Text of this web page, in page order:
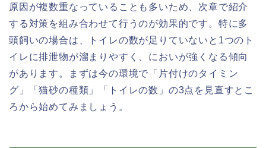
原因が複数重なっていることも多いため、次章で紹介
する対策を組み合わせて行うのが効果的です。特に多
頭飼いの場合は、トイレの数が足りていないと1つのト
イレに排泄物が溜まりやすく、においが強くなる傾向
があります。まずは今の環境で「片付けのタイミン
グ」「猫砂の種類」「トイレの数」の3点を見直すとこ
ろから始めてみましょう。